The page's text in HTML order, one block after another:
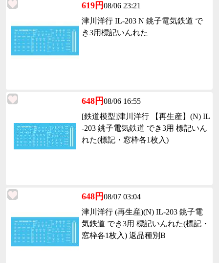
619円08/06 23:21
津川洋行 IL-203 N 銚子電気鉄道 で
き3用標記いんれた
648円08/06 16:55
[鉄道模型]津川洋行 【再生産】(N) IL
-203 銚子電気鉄道 でき3用 標記いん
れた(標記・窓枠各1枚入)
648円08/07 03:04
津川洋行 (再生産)(N) IL-203 銚子電
気鉄道 でき3用 標記いんれた(標記・
窓枠各1枚入) 返品種別B